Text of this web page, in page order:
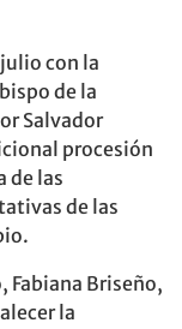
con la
de la
Salvador
procesión
de las
de las
Fabiana Briseño,
la